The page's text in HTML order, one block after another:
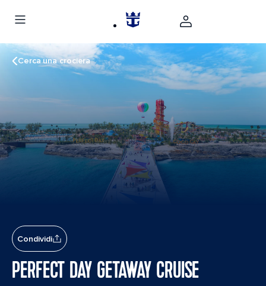
Cerca una crociera
Condividi
PERFECT DAY GETAWAY CRUISE